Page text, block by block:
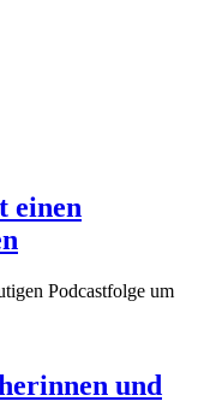
einen
Podcastfolge um
und